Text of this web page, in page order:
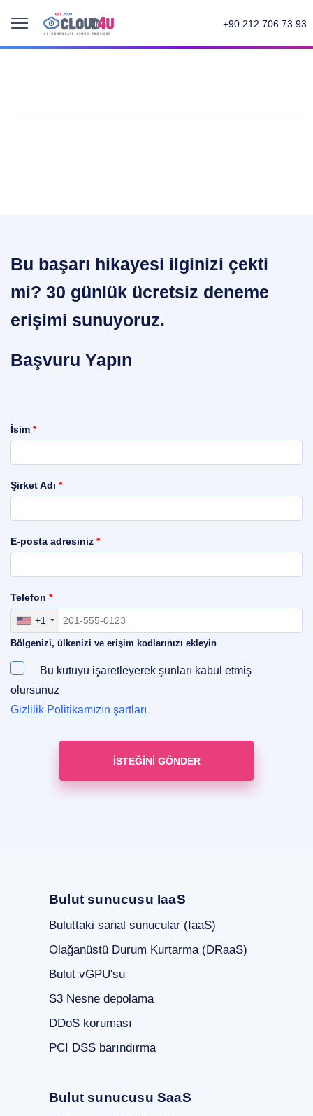
+90 212 706 73 93
Bu başarı hikayesi ilginizi çekti
mi? 30 günlük ücretsiz deneme
erişimi sunuyoruz.
Başvuru Yapın
İsim *
Şirket Adı *
E-posta adresiniz *
Bölgenizi, ülkenizi ve erişim kodlarınızı ekleyin
+1
Telefon *
Bu kutuyu işaretleyerek şunları kabul etmiş
olursunuz
Gizlilik Politikamızın şartları
Bulut sunucusu IaaS
Buluttaki sanal sunucular (IaaS)
Olağanüstü Durum Kurtarma (DRaaS)
Bulut vGPU'su
S3 Nesne depolama
DDoS koruması
PCI DSS barındırma
Bulut sunucusu SaaS